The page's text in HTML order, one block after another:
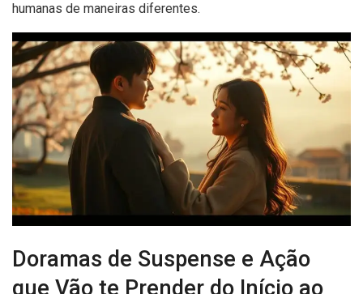
humanas de maneiras diferentes.
Doramas de Suspense e Ação
que Vão te Prender do Início ao